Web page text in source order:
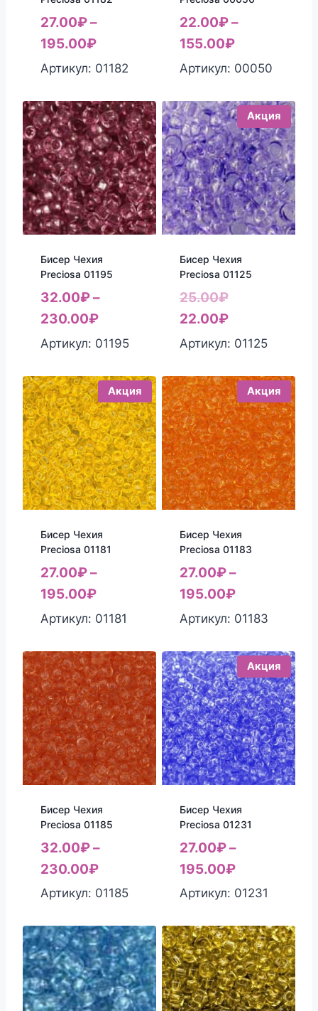
27.00₽–
195.00₽
Артикул: 01182
22.00₽–
155.00₽
Артикул: 00050
Бисер Чехия
Preciosa 01195
32.00₽–
230.00₽
Артикул: 01195
Акция
Бисер Чехия
Preciosa 01125
25.00₽
цена
составляла
22.00₽Текущая
цена:
Артикул: 01125
Акция
Бисер Чехия
Preciosa 01181
27.00₽–
195.00₽
Артикул: 01181
Акция
Бисер Чехия
Preciosa 01183
27.00₽–
195.00₽
Артикул: 01183
Бисер Чехия
Preciosa 01185
32.00₽–
230.00₽
Артикул: 01185
Акция
Бисер Чехия
Preciosa 01231
27.00₽–
195.00₽
Артикул: 01231